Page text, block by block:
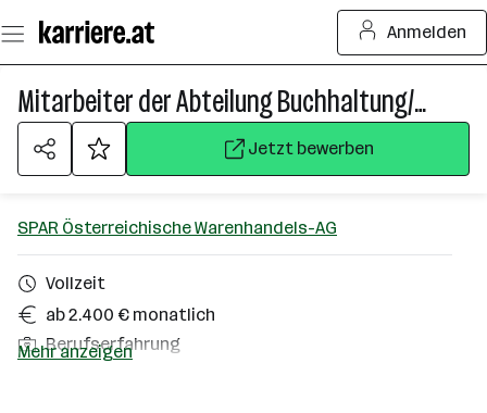
Seiteninhalt
springen
Anmelden
Mitarbeiter der Abteilung Buchhaltung/Bilanzierung (m/w/d)
Jetzt bewerben
SPAR Österreichische Warenhandels-AG
Vollzeit
ab 2.400 € monatlich
Berufserfahrung
Mehr anzeigen